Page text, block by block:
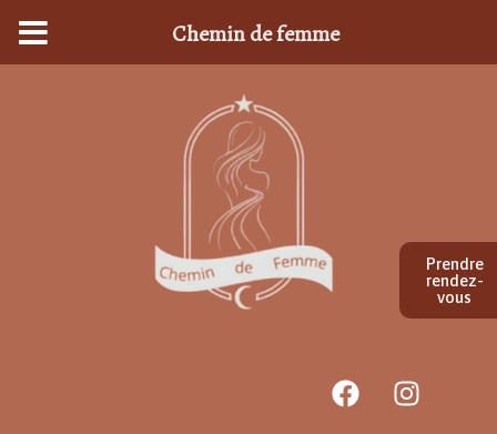
Prendre
rendez-
vous
Chemin de femme